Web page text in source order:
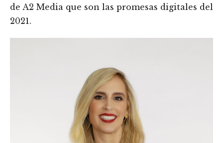
de A2 Media que son las promesas digitales del
2021.